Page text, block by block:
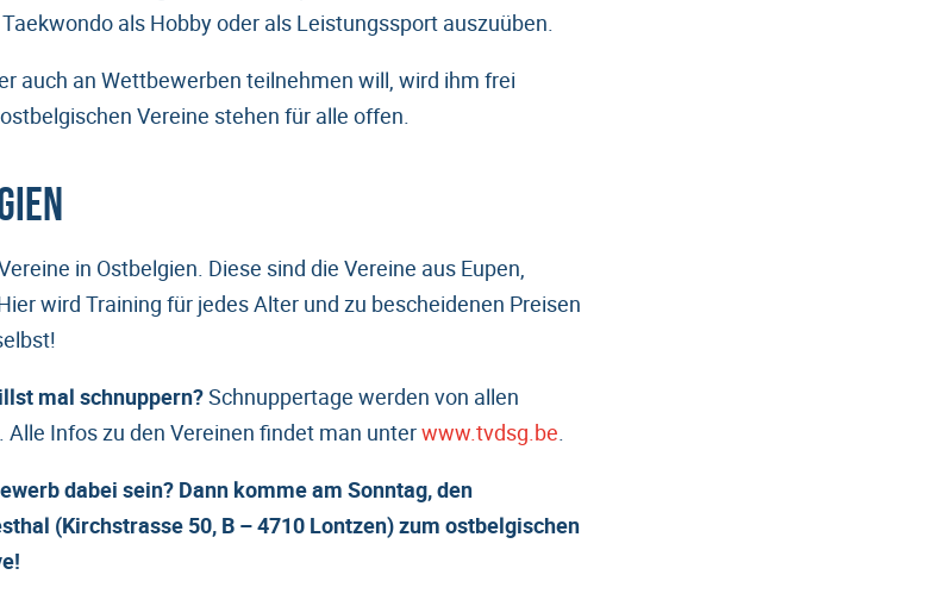
als Hobby oder als Leistungssport auszuüben.
auch an Wettbewerben teilnehmen will, wird ihm frei
Vereine stehen für alle offen.
in Ostbelgien. Diese sind die Vereine aus Eupen,
wird Training für jedes Alter und zu bescheidenen Preisen
mal schnuppern?Schnuppertage werden von allen
Infos zu den Vereinen findet man unterwww.tvdsg.be.
dabei sein? Dann komme am Sonntag, den
(Kirchstrasse 50, B – 4710 Lontzen) zum ostbelgischen